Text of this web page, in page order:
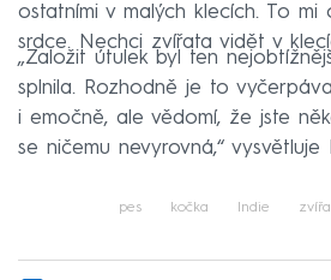
ostatními v malých klecích. To mi
srdce. Nechci zvířata vidět v
„Založit útulek byl ten
splnila. Rozhodně je to
i emočně, ale vědomí, že jste
se ničemu nevyrovná,“ vysvětluje
pes kočka Indie